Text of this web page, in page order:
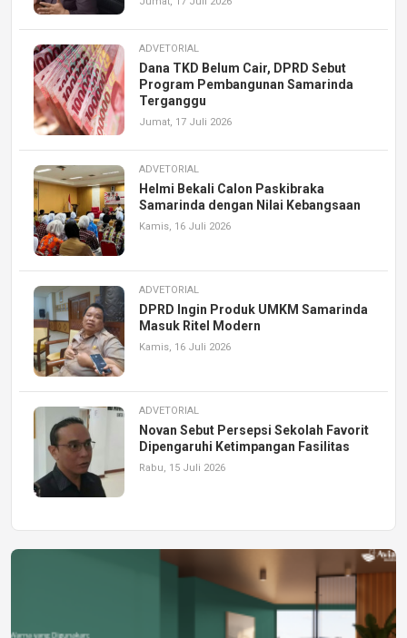
ADVETORIAL
Dana TKD Belum Cair, DPRD Sebut
Program Pembangunan Samarinda
Terganggu
Jumat, 17 Juli 2026
ADVETORIAL
Helmi Bekali Calon Paskibraka
Samarinda dengan Nilai Kebangsaan
Kamis, 16 Juli 2026
ADVETORIAL
DPRD Ingin Produk UMKM Samarinda
Masuk Ritel Modern
Kamis, 16 Juli 2026
ADVETORIAL
Novan Sebut Persepsi Sekolah Favorit
Dipengaruhi Ketimpangan Fasilitas
Rabu, 15 Juli 2026